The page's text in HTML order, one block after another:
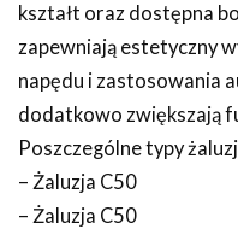
kształt oraz dostępna
zapewniają estetyczny
napędu i zastosowania
dodatkowo zwiększają
Poszczególne typy
– Żaluzja C50
– Żaluzja C50